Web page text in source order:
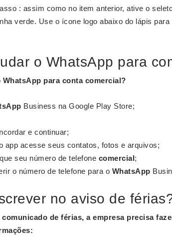
: assim como no item anterior, ative o
verde. Use o ícone logo abaixo do lápis para
o WhatsApp para
WhatsApp para conta comercial?
Business na Google Play Store;
e continuar;
app acesse seus contatos, fotos e arquivos;
seu número de telefone comercial;
o número de telefone para o WhatsApp
no aviso de
comunicado de férias, a empresa precisa